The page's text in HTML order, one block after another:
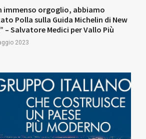
immenso orgoglio, abbiamo
Polla sulla Guida Michelin di New
– Salvatore Medici per Vallo Più
2023